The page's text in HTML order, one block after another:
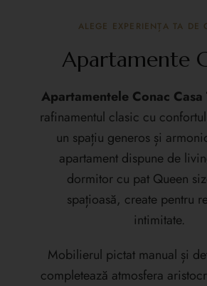
ALEGE EXPERIENȚA TA DE
Apartamente
Apartamentele Conac Casa
rafinamentul clasic cu
un spațiu generos și
apartament dispune de
dormitor cu pat Queen
spațioasă, create pentru
intimitate.
Mobilierul pictat manual și
completează atmosfera